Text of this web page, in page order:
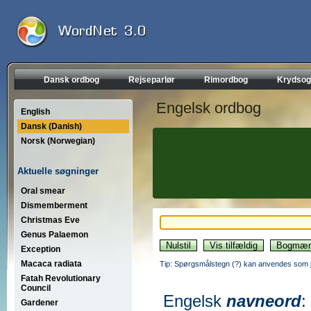
Dansk ordbog Rejseparlør Rimordbog
English
Dansk (Danish)
Norsk (Norwegian)
Aktuelle søgninger
Oral smear
Dismemberment
Christmas Eve
Genus Palaemon
Exception
Macaca radiata
Fatah Revolutionary
Council
Gardener
Engelsk ordbog
Tip: Spørgsmålstegn (?) kan anvendes
Engelsk navneord: